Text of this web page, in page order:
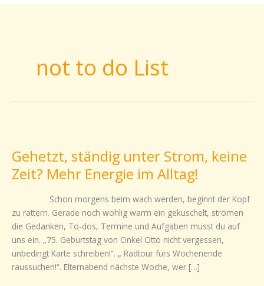
not to do List
Gehetzt, ständig unter Strom, keine
Zeit? Mehr Energie im Alltag!
Schon morgens beim wach werden, beginnt der Kopf
zu rattern. Gerade noch wohlig warm ein gekuschelt, strömen
die Gedanken, To-dos, Termine und Aufgaben musst du auf
uns ein. „75. Geburtstag von Onkel Otto nicht vergessen,
unbedingt Karte schreiben!“. „ Radtour fürs Wochenende
raussuchen!“. Elternabend nächste Woche, wer […]
unter
Strom,
keine
Mehr
Energie
im
Alltag!
Einfach